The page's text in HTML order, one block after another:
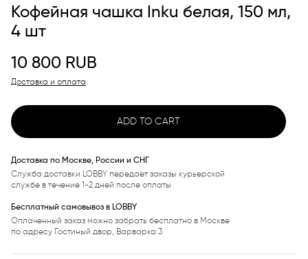
Кофейная чашка Inku белая, 150 мл,
4 шт
10 800 RUB
Доставка и оплата
ADD TO CART
Доставка по Москве, России и СНГ
Служба доставки LOBBY передает заказы курьерской
службе в течение 1-2 дней после оплаты
Бесплатный самовывоз в LOBBY
Оплаченный заказ можно забрать бесплатно в Москве
по адресу Гостиный двор, Варварка 3